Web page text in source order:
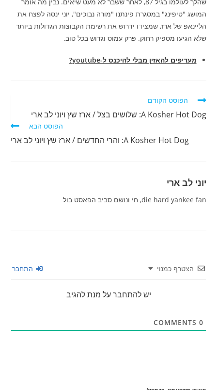
שהלך לעולמו בגיל 87, לאחר ששבר לא מעט שיאים. נבין מה אומר
המושג "טיפינג" במסגרת פינתנו "מורה נבוכים", יוני ינסה לפצח את
הליינאפ של ארז, שמצידו ידרוש את רשימת הקבוצות הגדולות ביותר
שלא הגיעו מספיק רחוק. פרק עמוס וגדוש בכל טוב.
מעדיפים להאזין מבלי להיכנס ל-youtube?
לקרוא
נוספים
הפוסט הקודם
A Kosher Hot Dog: שלושים בצל / ארז שץ ויוני לב ארי
הפוסט הבא
A Kosher Hot Dog: והרי החדשים / ארז שץ ויוני לב ארי
יוני לב ארי
die hard yankee fan, חי ונושם סביב הפאסט בול
הצטרף כמנוי התחבר
יש להתחבר על מנת להגיב
0